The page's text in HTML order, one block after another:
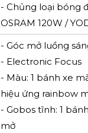
- Chủng loại bóng
OSRAM 120W /
- Góc mở luồng
- Electronic Focus
- Màu: 1 bánh xe
hiệu ứng rainbow
- Gobos tĩnh: 1
mở